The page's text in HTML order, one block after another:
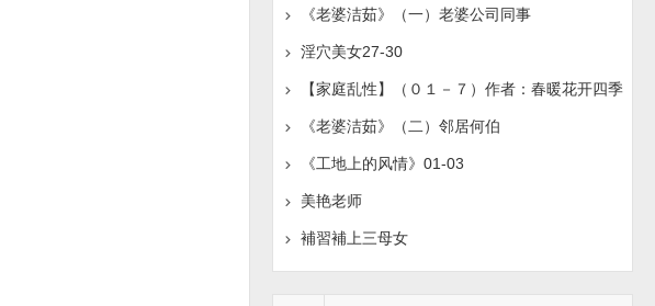
《老婆洁茹》（一）老婆公司同事
淫穴美女27-30
【家庭乱性】（０１－７）作者：春暖花开四季
《老婆洁茹》（二）邻居何伯
《工地上的风情》01-03
美艳老师
補習補上三母女